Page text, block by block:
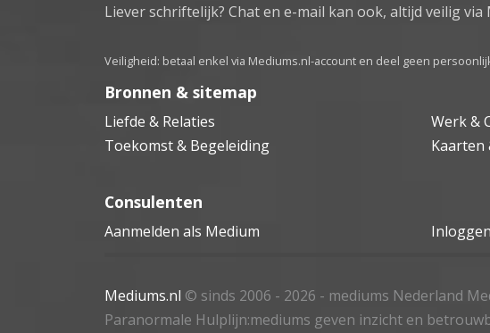
Liever schriftelijk? Chat en e-mail kan ook, altijd veilig via
Veiligheid: betaal enkel via Mediums.nl-account en deel geen
Bronnen & sitemap
Liefde & Relaties Werk &
Toekomst & Begeleiding
Kaarten
Consulenten
Aanmelden als Medium
Mediums.nl © sinds 2006 - 2026 - mediums Nederland
Paranormale Hulplijn:mediums geven inzicht en